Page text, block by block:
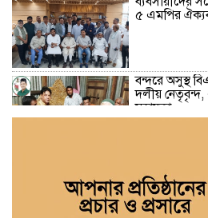
৫ এমপির
বন্দরে অসুস্থ
দলীয় নেতৃবৃন্দ,
সহায়তা
বন্দরে গ্যাস
৩: বার্ন
জামায়াত আমীর